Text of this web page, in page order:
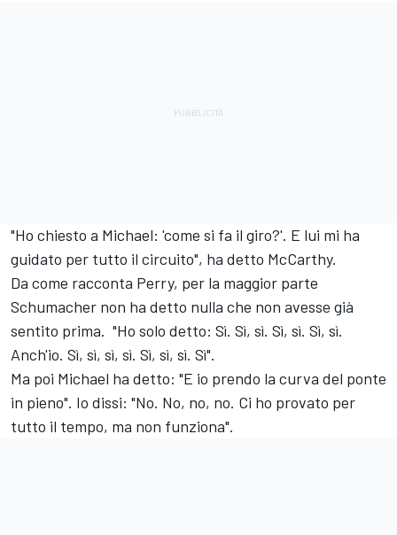
"Ho chiesto a Michael: 'come si fa il giro?'. E lui mi ha
guidato per tutto il circuito", ha detto McCarthy.
Da come racconta Perry, per la maggior parte
Schumacher non ha detto nulla che non avesse già
sentito prima. "Ho solo detto: Sì. Sì, sì. Sì, sì. Sì, sì.
Anch'io. Sì, sì, sì, sì. Sì, sì, sì. Sì".
Ma poi Michael ha detto: "E io prendo la curva del ponte
in pieno". Io dissi: "No. No, no, no. Ci ho provato per
tutto il tempo, ma non funziona".